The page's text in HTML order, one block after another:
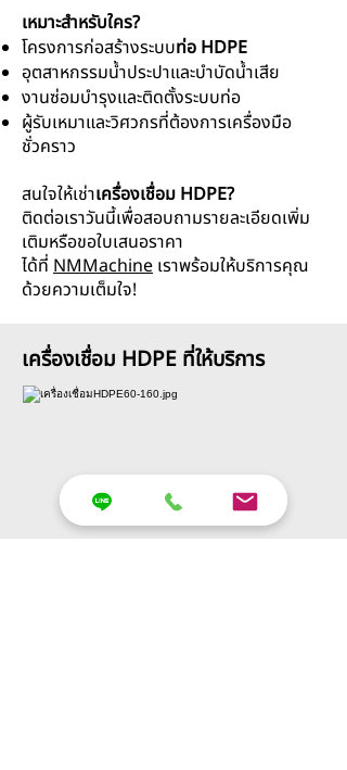
เหมาะสำหรับใคร?
โครงการก่อสร้างระบบท่อ HDPE
อุตสาหกรรมน้ำประปาและบำบัดน้ำเสีย
งานซ่อมบำรุงและติดตั้งระบบท่อ
ผู้รับเหมาและวิศวกรที่ต้องการเครื่องมือ
ชั่วคราว
สนใจให้เช่าเครื่องเชื่อม HDPE?
ติดต่อเราวันนี้เพื่อสอบถามรายละเอียดเพิ่ม
เติมหรือขอใบเสนอราคา
ได้ที่ NMMachine เราพร้อมให้บริการคุณ
ด้วยความเต็มใจ!
เครื่องเชื่อม HDPE ที่ให้บริการ